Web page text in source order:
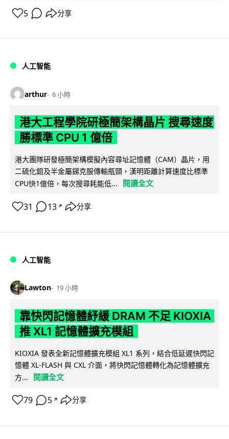
5 分享
人工智能
arthur 6 小時
港大工程學院研極簡架構晶片 搜尋速度
勝標準 CPU 1 億倍
港大團隊研發極簡架構模擬內容尋址記憶體（CAM）晶片，用
二硫化鉬及半金屬銻克服傳輸瓶頸，漢明距離計算速度比標準
CPU快1億倍，每次搜尋耗能低...
閱讀全文
31 13 ↗ 分享
人工智能
Lawton 19 小時
靠快閃記憶體紓緩 DRAM 不足 KIOXIA
推 XL1 記憶體擴充模組
KIOXIA 發表全新記憶體擴充模組 XL1 系列，結合低延遲快閃記
憶體 XL-FLASH 與 CXL 介面，將快閃記憶體轉化為記憶體擴充
方...
閱讀全文
79 5 ↗ 分享